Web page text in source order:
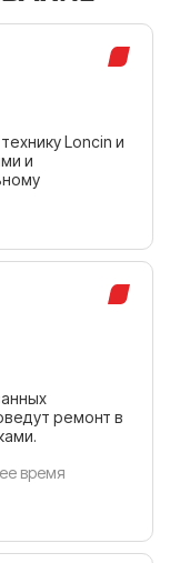
Loncin и
и
ремонт в
время